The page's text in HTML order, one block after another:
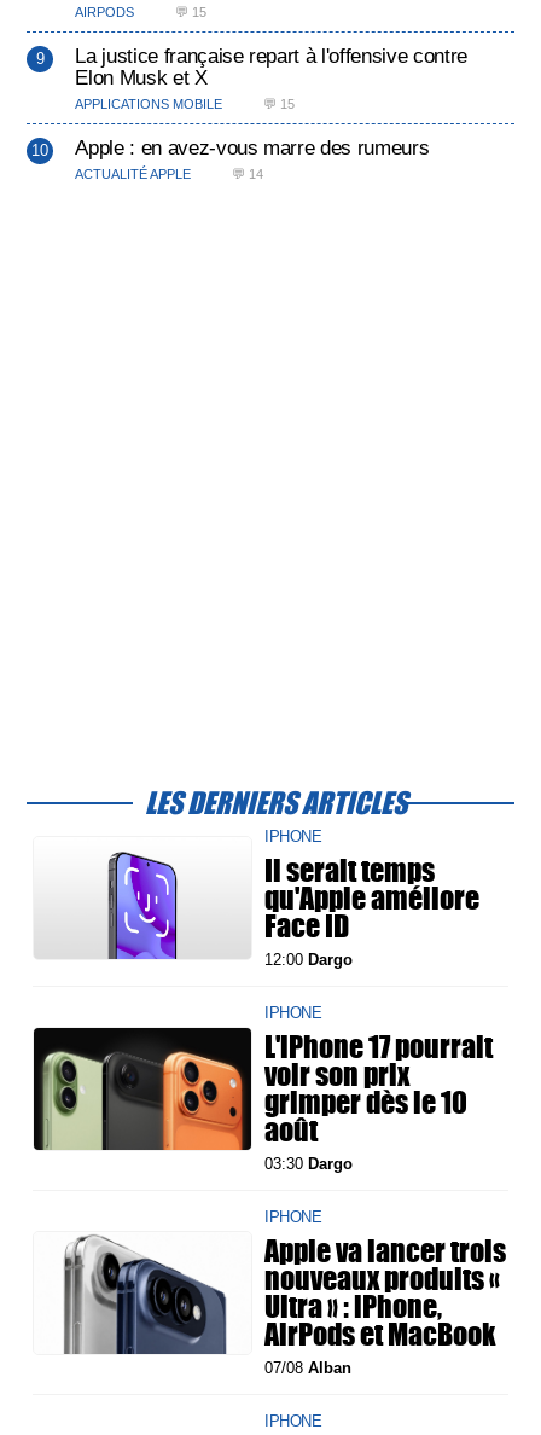
AIRPODS 💬 15
La justice française repart à l'offensive contre
Elon Musk et X
APPLICATIONS MOBILE 💬 15
Apple : en avez-vous marre des rumeurs
ACTUALITÉ APPLE 💬 14
LES DERNIERS ARTICLES
IPHONE
Il serait temps
qu'Apple améliore
Face ID
12:00 Dargo
IPHONE
L'iPhone 17 pourrait
voir son prix
grimper dès le 10
août
03:30 Dargo
IPHONE
Apple va lancer trois
nouveaux produits «
Ultra » : iPhone,
AirPods et MacBook
07/08Alban
IPHONE